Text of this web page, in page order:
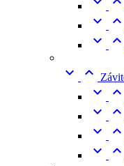
 
 
 
 
 
 
 